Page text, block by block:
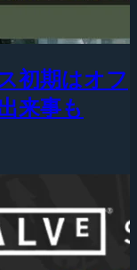
初期はオフ
来事も